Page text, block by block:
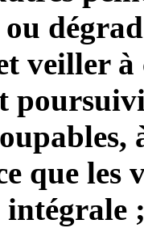
veiller à
que les